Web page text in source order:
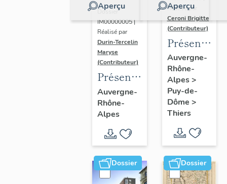
Aperçu
Dossier
IM00000005 |
Réalisé par
Durin-Tercelin
Maryse
(Contributeur)
Présentation
de
l’opération
tissus et
ornements
liturgiques
en
Auvergne
Auvergne-
Rhône-
Alpes
Aperçu
Réalisé par
Ceroni Brigitte
(Contributeur)
de
l'enquête
thématique
régionale
"Pentes
de la
commune
de
Thiers"
Auvergne-
Rhône-
Alpes>
Puy-de-
Dôme >
Thiers
Dossier Dossier